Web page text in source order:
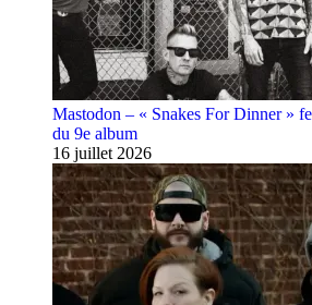
Mastodon – « Snakes For Dinner »
du 9e album
16 juillet 2026